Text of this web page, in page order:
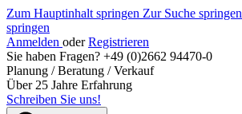
Zum Hauptinhalt springen Zur Suche springen
springen
Anmelden oder Registrieren
Sie haben Fragen? +49 (0)2662 94470-0
Planung / Beratung / Verkauf
Über 25 Jahre Erfahrung
Schreiben Sie uns!